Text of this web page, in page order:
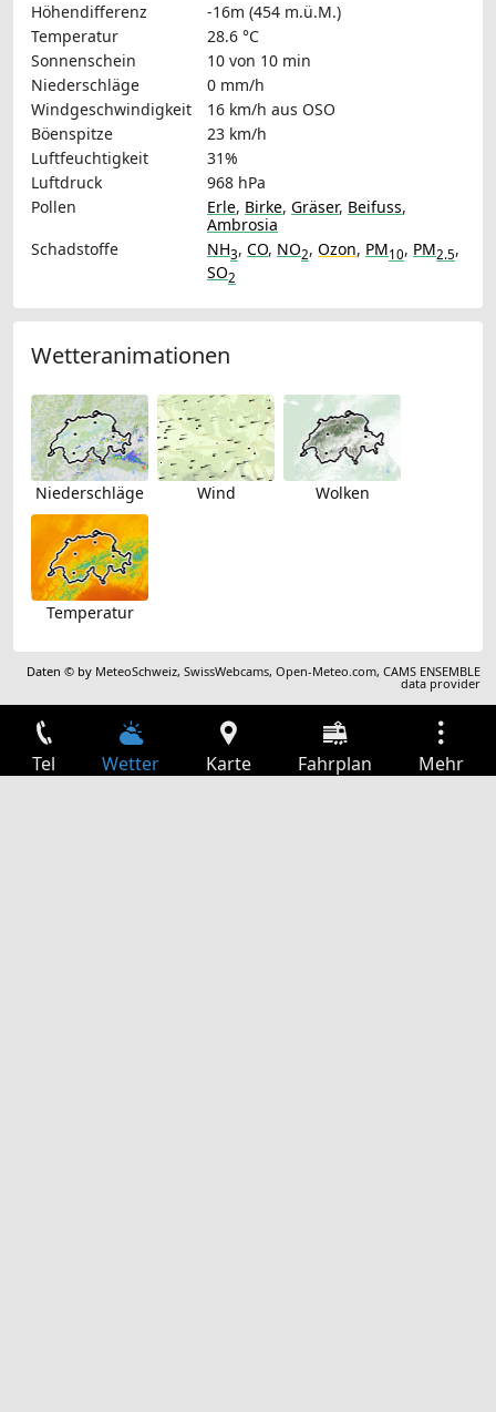
Höhendifferenz
-16m (454 m.ü.M.)
Temperatur
28.6 °C
Sonnenschein
10 von 10 min
Niederschläge
0 mm/h
Windgeschwindigkeit
16 km/h aus OSO
Böenspitze
23 km/h
Luftfeuchtigkeit
31%
Luftdruck
968 hPa
Pollen
Erle, Birke, Gräser, Beifuss,
Ambrosia
Schadstoffe
NH3, CO, NO2, Ozon, PM10, PM2.5,
SO2
Wetteranimationen
Niederschläge Wind Wolken
Temperatur
Daten © by MeteoSchweiz,SwissWebcams,Open-Meteo.com,CAMS ENSEMBLE
data provider
Tel Wetter Karte Fahrplan Mehr